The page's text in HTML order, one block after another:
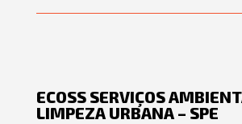
ECOSS SERVIÇOS
LIMPEZA URBANA – SPE